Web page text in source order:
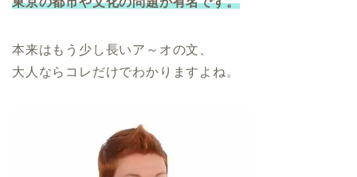
本来はもう少し長いア～オの文、
大人ならコレだけでわかりますよね。